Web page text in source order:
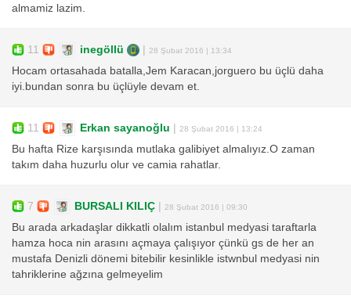
almamiz lazim.
11 inegöllü 28 Şubat 2016 | 13:34
Hocam ortasahada batalla,Jem Karacan,jorguero bu üçlü daha
iyi.bundan sonra bu üçlüyle devam et.
11 Erkan sayanoğlu 28 Şubat 2016 | 13:24
Bu hafta Rize karşısında mutlaka galibiyet almalıyız.O zaman
takım daha huzurlu olur ve camia rahatlar.
7 BURSALI KILIÇ 28 Şubat 2016 | 09:30
Bu arada arkadaşlar dikkatli olalım istanbul medyasi taraftarla
hamza hoca nin arasını açmaya çalışıyor çünkü gs de her an
mustafa Denizli dönemi bitebilir kesinlikle istwnbul medyasi nin
tahriklerine ağzına gelmeyelim